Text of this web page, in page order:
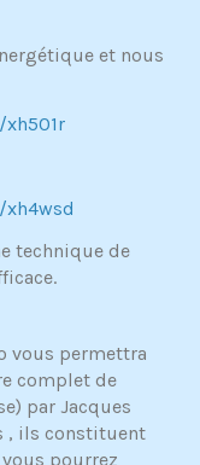
et nous
technique de
vous permettra
complet de
par Jacques
, ils constituent
pourrez